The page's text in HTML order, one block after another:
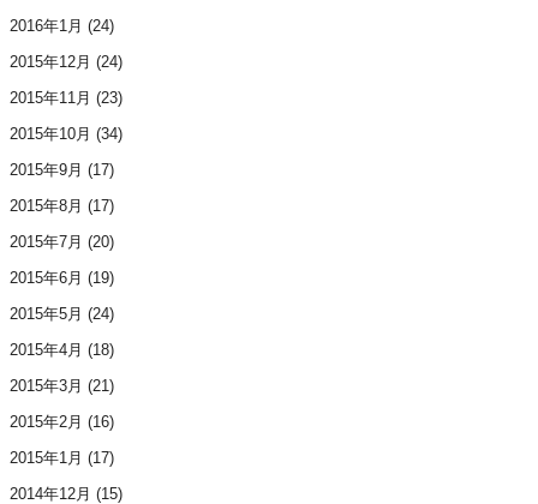
2016年1月 (24)
2015年12月 (24)
2015年11月 (23)
2015年10月 (34)
2015年9月 (17)
2015年8月 (17)
2015年7月 (20)
2015年6月 (19)
2015年5月 (24)
2015年4月 (18)
2015年3月 (21)
2015年2月 (16)
2015年1月 (17)
2014年12月 (15)